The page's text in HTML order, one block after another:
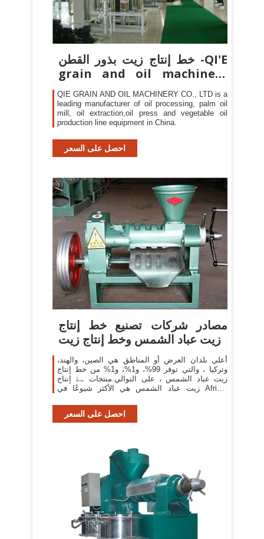
خط إنتاج زيت بذور القطن -QI'E
grain and oil machinery
co., LTD
QIE GRAIN AND OIL MACHINERY CO., LTD is a
leading manufacturer of oil processing, palm oil
mill, oil extraction,oil press and vegetable oil
production line equipment in China.
احصل على السعر
مصادر شركات تصنيع خط إنتاج
زيت عباد الشمس وخط إنتاج زيت
أعلى بلدان العرض أو المناطق هي الصين، والهند،
وتركيا ، والتي توفر 99%، و1%، و1% من خط إنتاج
زيت عباد الشمس ، على التوالي.منتجات ؎ط إنتاج
زيت عباد الشمس هي الأكثر شيوعًا في Africa،
احصل على السعر